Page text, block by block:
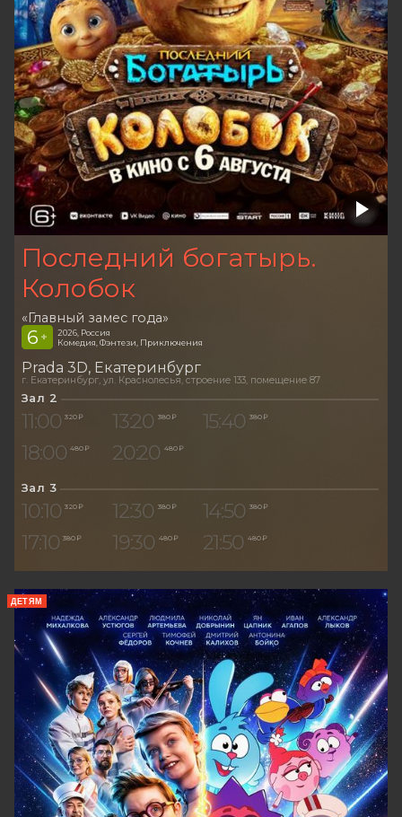
Последний богатырь.
Колобок
«Главный замес года»
6 +
2026, Россия
Комедия, Фэнтези, Приключения
Prada 3D Екатеринбург
г. Екатеринбург, ул. Краснолесья, строение 133, помещение 87
Зал 2
11:00 320 ₽ 13:20 380 ₽ 15:40 380 ₽
18:00 480 ₽ 20:20 480 ₽
Зал 3
10:10 320 ₽ 12:30 380 ₽ 14:50 380 ₽
17:10 380 ₽ 19:30 480 ₽ 21:50 480 ₽
ДЕТЯМ